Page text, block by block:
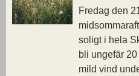
Fredag den
soligt i hela
bli ungefär
mild vind